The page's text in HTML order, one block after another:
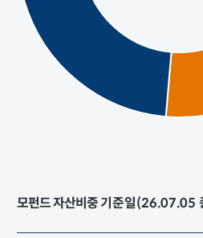
모펀드 자산비중 기준일(26.07.05